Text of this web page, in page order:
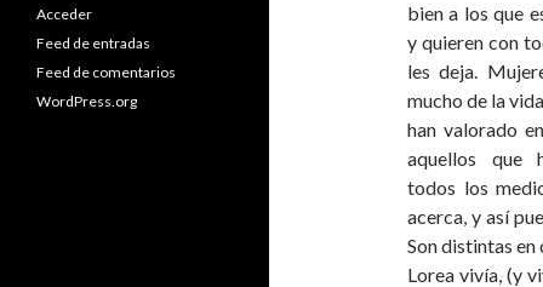
bien a los que
y quieren con
les deja.
mucho de la
han valorado
aquellos que
todos los
acerca, y así
Son distintas en
Lorea vivía, (y
Acceder
Feed de entradas
Feed de comentarios
WordPress.org